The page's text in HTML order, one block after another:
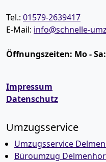
Tel.: 01579-2639417
E-Mail: info@schnelle-
Öffnungszeiten: Mo -
Impressum
Datenschutz
Umzugsservice
Umzugsservice
Büroumzug